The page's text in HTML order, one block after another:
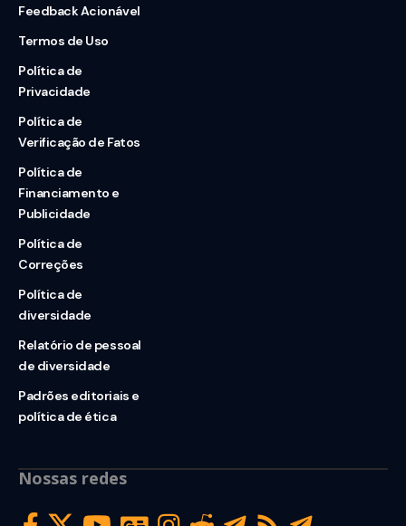
Feedback Acionável
Termos de Uso
Política de
Privacidade
Política de
Verificação de Fatos
Política de
Financiamento e
Publicidade
Política de
Correções
Política de
diversidade
Relatório de pessoal
de diversidade
Padrões editoriais e
política de ética
Nossas redes